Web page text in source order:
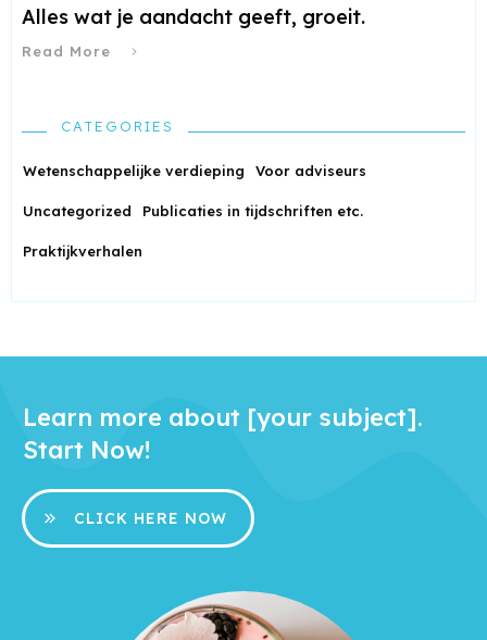
Alles wat je aandacht geeft, groeit.
Read More
CATEGORIES
Wetenschappelijke verdieping Voor adviseurs
Uncategorized Publicaties in tijdschriften etc.
Praktijkverhalen
Learn more about [your subject].
Start Now!
CLICK HERE NOW